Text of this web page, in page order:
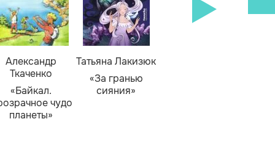
Александр
Ткаченко
«Байкал.
чудо
планеты»
Татьяна Лакизюк
«За гранью
сияния»